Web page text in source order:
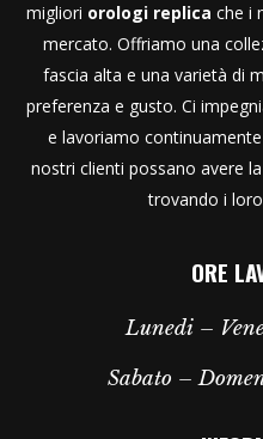
migliori orologi replica che i
mercato. Offriamo una
fascia alta e una varietà di
preferenza e gusto. Ci
e lavoriamo
nostri clienti possano avere
trovando i
ORE
Lunedi –
Sabato –